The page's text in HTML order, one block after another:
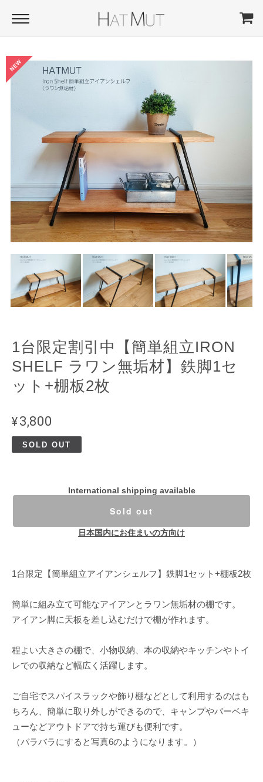
1台限定割引中【簡単組立IRON
SHELF ラワン無垢材】鉄脚1セ
ット+棚板2枚
¥3,800
SOLD OUT
International shipping available
Sold out
日本国内にお住まいの方向け
1台限定【簡単組立アイアンシェルフ】鉄脚1セット+棚板2枚
簡単に組み立て可能なアイアンとラワン無垢材の棚です。
アイアン脚に天板を差し込むだけで棚が作れます。
程よい大きさの棚で、小物収納、本の収納やキッチンやトイ
レでの収納など幅広く活躍します。
ご自宅でスパイスラックや飾り棚などとして利用するのはも
ちろん、簡単に取り外しができるので、キャンプやバーベキ
ューなどアウトドアで持ち運びも便利です。
（バラバラにすると写真6のようになります。）